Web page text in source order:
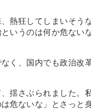
熱狂してしまいそう
いうのは何か危ない
く、国内でも政治改
揺さぶられました。
危ないな」とさっと